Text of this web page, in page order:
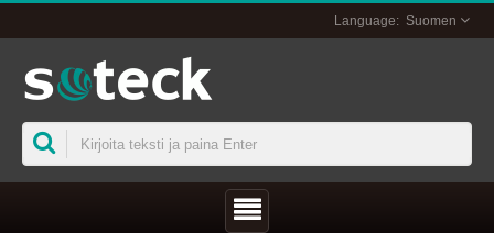
Suomen